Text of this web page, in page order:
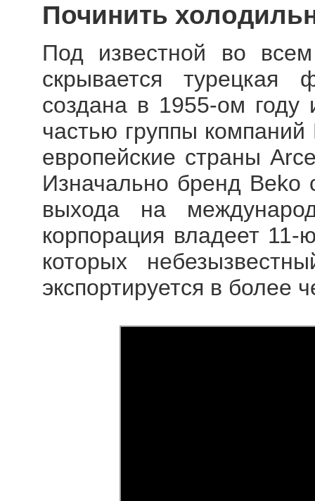
Починить
Под известной во
скрывается
создана в 1955-ом году
частью группы
европейские страны
Изначально бренд Beko
выхода на
корпорация владеет
которых
экспортируется в более